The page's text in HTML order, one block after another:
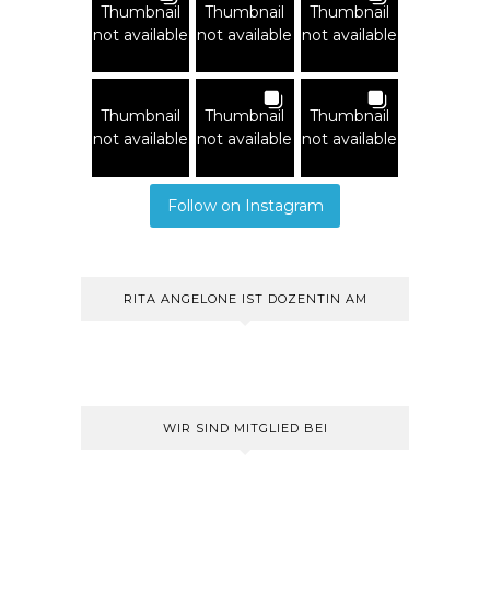
Thumbnail
not available
Thumbnail
not available
Thumbnail
not available
Thumbnail
not available
Thumbnail
not available
Thumbnail
not available
Follow on Instagram
RITA ANGELONE IST DOZENTIN AM
WIR SIND MITGLIED BEI